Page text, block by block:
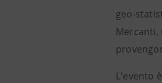
geo-
L'evento